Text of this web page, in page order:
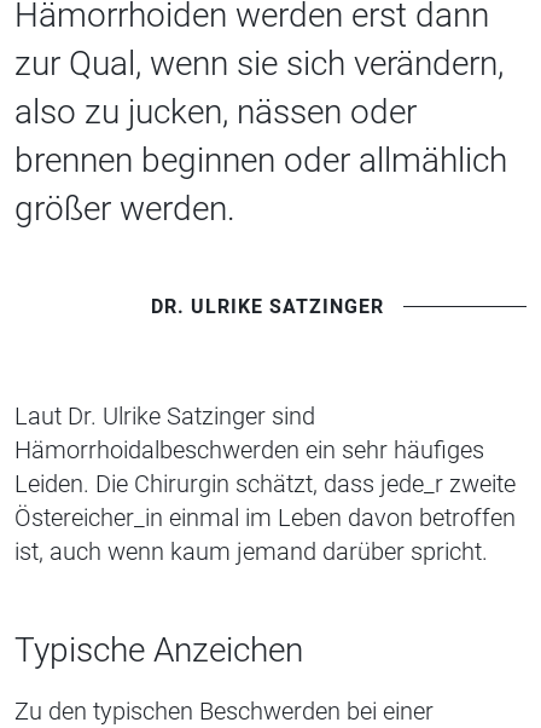
Hämorrhoiden werden erst dann
zur Qual, wenn sie sich verändern,
also zu jucken, nässen oder
brennen beginnen oder allmählich
größer werden.
DR. ULRIKE SATZINGER
Laut Dr. Ulrike Satzinger sind
Hämorrhoidalbeschwerden ein sehr häufiges
Leiden. Die Chirurgin schätzt, dass jede_r zweite
Östereicher_in einmal im Leben davon betroffen
ist, auch wenn kaum jemand darüber spricht.
Typische Anzeichen
Zu den typischen Beschwerden bei einer